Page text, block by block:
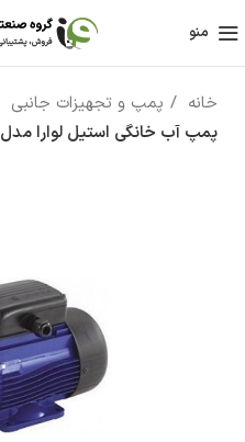
منو
خانه پمپ و تجهیزات جانبی
پمپ آب خانگی استیل لوارا مدل P40